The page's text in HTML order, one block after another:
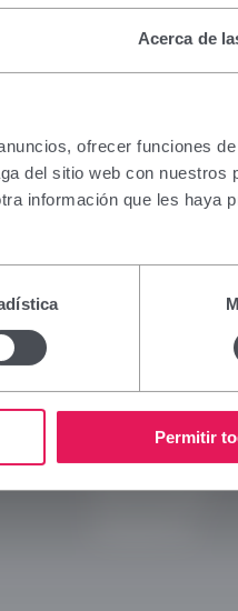
Acerca de
ofrecer funciones
del sitio web con nuestros
información que les haya
Permitir
exclusivamente
o dispensar
especializada para
a este colectivo, le
de prescripción o
Aviso Legal
Política de Privacidad
Política de cookies
Política de RRSS